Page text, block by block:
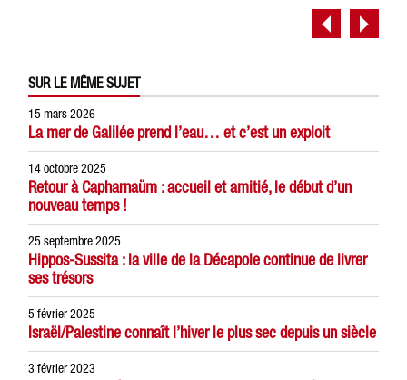
SUR LE MÊME SUJET
15 mars 2026
La mer de Galilée prend l’eau… et c’est un exploit
14 octobre 2025
Retour à Capharnaüm : accueil et amitié, le début d’un
nouveau temps !
25 septembre 2025
Hippos-Sussita : la ville de la Décapole continue de livrer
ses trésors
5 février 2025
Israël/Palestine connaît l’hiver le plus sec depuis un siècle
3 février 2023